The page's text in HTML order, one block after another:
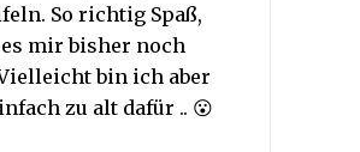
So richtig Spaß,
mir bisher noch
bin ich aber
zu alt dafür .. 😮